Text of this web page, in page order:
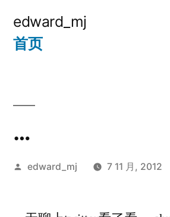
edward_mj
首页
…
发
edward_mj 7 11 月, 2012